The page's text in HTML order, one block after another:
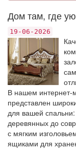
Дом там, где
19-06-2026
В нашем интернет-
представлен
для вашей спальни:
деревянных до
с мягким
ящиками для